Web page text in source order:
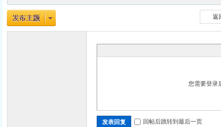
返
您需要登录
发表回复 回帖后跳转到最后一页